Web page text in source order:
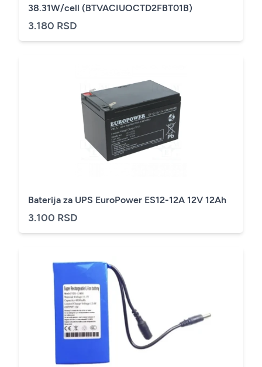
38.31W/cell (BTVACIUOCTD2FBT01B)
3.180 RSD
Baterija za UPS EuroPower ES12-12A 12V 12Ah
3.100 RSD